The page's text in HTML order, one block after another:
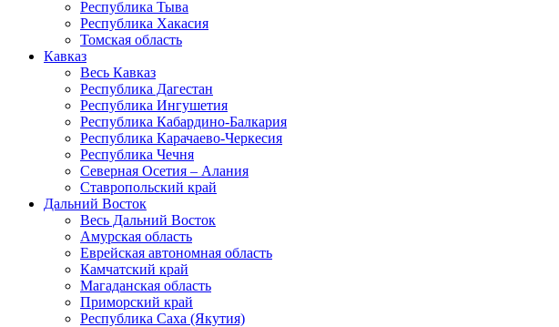
Республика Тыва
Республика Хакасия
Томская область
Кавказ
Весь Кавказ
Республика Дагестан
Республика Ингушетия
Республика Кабардино-Балкария
Республика Карачаево-Черкесия
Республика Чечня
Северная Осетия – Алания
Ставропольский край
Дальний Восток
Весь Дальний Восток
Амурская область
Еврейская автономная область
Камчатский край
Магаданская область
Приморский край
Республика Саха (Якутия)